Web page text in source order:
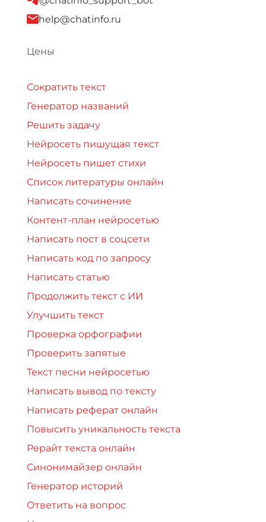
help@chatinfo.ru
Цены
Сократить текст
Генератор названий
Решить задачу
Нейросеть пишущая текст
Нейросеть пишет стихи
Список литературы онлайн
Написать сочинение
Контент-план нейросетью
Написать пост в соцсети
Написать код по запросу
Написать статью
Продолжить текст с ИИ
Улучшить текст
Проверка орфографии
Проверить запятые
Текст песни нейросетью
Написать вывод по тексту
Написать реферат онлайн
Повысить уникальность текста
Рерайт текста онлайн
Синонимайзер онлайн
Генератор историй
Ответить на вопрос